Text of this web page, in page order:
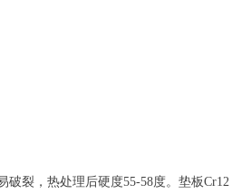
裂，热处理后硬度55-58度。垫板